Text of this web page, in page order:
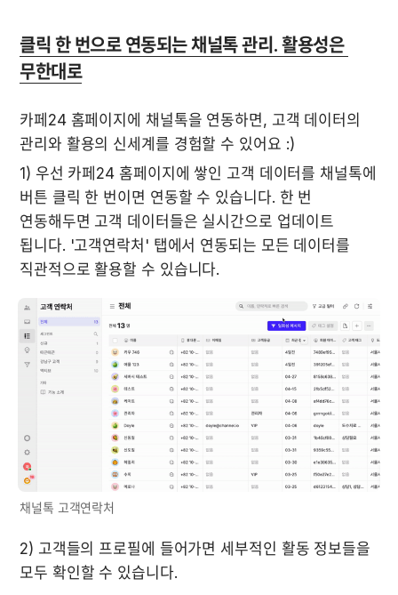
클릭 한 번으로 연동되는 채널톡 관리. 활용성은
무한대로
카페24 홈페이지에 채널톡을 연동하면, 고객 데이터의
관리와 활용의 신세계를 경험할 수 있어요 :)
1) 우선 카페24 홈페이지에 쌓인 고객 데이터를 채널톡에
버튼 클릭 한 번이면 연동할 수 있습니다. 한 번
연동해두면 고객 데이터들은 실시간으로 업데이트
됩니다. '고객연락처' 탭에서 연동되는 모든 데이터를
직관적으로 활용할 수 있습니다.
채널톡 고객연락처
2) 고객들의 프로필에 들어가면 세부적인 활동 정보들을
모두 확인할 수 있습니다.